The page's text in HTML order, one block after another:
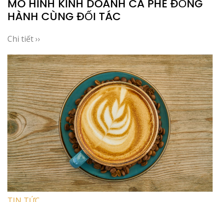
MÔ HÌNH KINH DOANH CÀ PHÊ ĐỒNG
HÀNH CÙNG ĐỐI TÁC
Chi tiết ››